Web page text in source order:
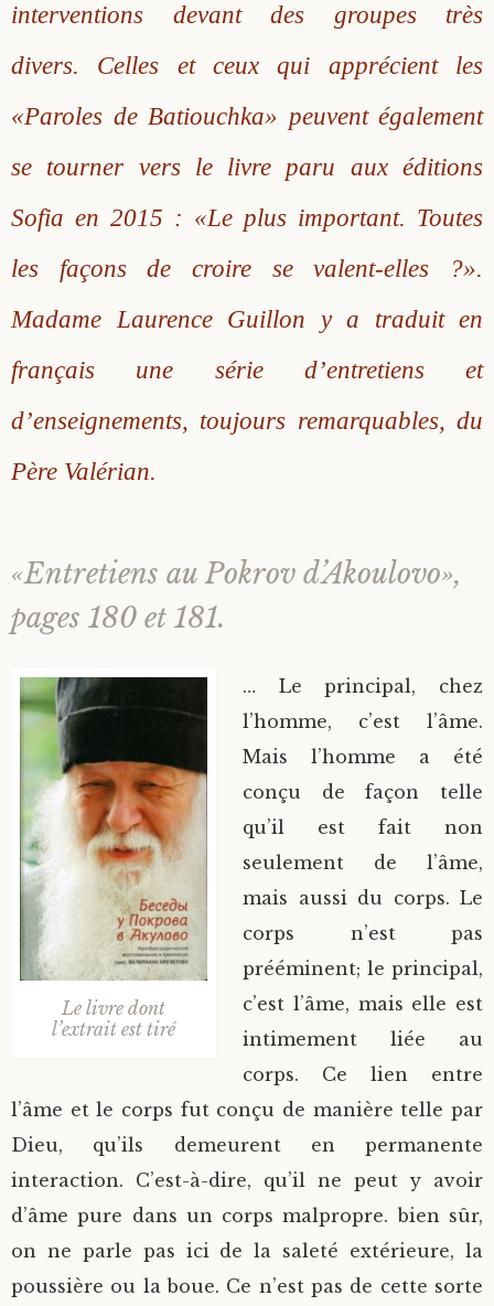
interventions devant des groupes très
divers. Celles et ceux qui apprécient les
«Paroles de Batiouchka» peuvent également
se tourner vers le livre paru aux éditions
Sofia en 2015 : «Le plus important. Toutes
les façons de croire se valent-elles ?».
Madame Laurence Guillon y a traduit en
français une série d’entretiens et
d’enseignements, toujours remarquables, du
Père Valérian.
«Entretiens au Pokrov d’Akoulovo»,
pages 180 et 181.
Le livre dont
l’extrait est tiré
… Le principal, chez
l’homme, c’est l’âme.
Mais l’homme a été
conçu de façon telle
qu’il est fait non
seulement de l’âme,
mais aussi du corps. Le
corps n’est pas
prééminent; le principal,
c’est l’âme, mais elle est
intimement liée au
corps. Ce lien entre
l’âme et le corps fut conçu de manière telle par
Dieu, qu’ils demeurent en permanente
interaction. C’est-à-dire, qu’il ne peut y avoir
d’âme pure dans un corps malpropre. bien sûr,
on ne parle pas ici de la saleté extérieure, la
poussière ou la boue. Ce n’est pas de cette sorte